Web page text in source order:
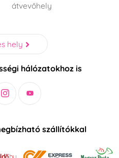
átvevőhely
hely
hálózatokhoz is
szállítókkal